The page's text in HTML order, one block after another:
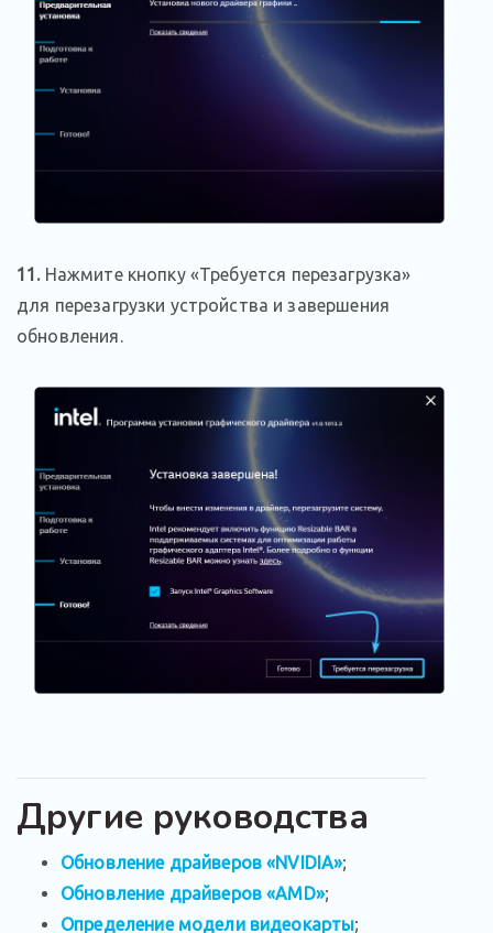
11. Нажмите кнопку «Требуется перезагрузка»
для перезагрузки устройства и завершения
обновления.
Другие руководства
Обновление драйверов «NVIDIA»;
Обновление драйверов «AMD»;
Определение модели видеокарты;